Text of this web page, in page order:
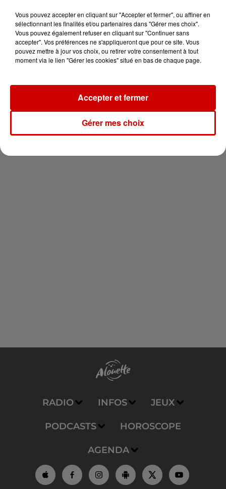
Destination Vacances - Gagnez
votre séjour en famille au cœur
de la...
Newsletter
RADIO INFOS JEUX
PODCASTS HOROSCOPE
AGENDA
Vous pouvez accepter en cliquant sur "Accepter et fermer", ou affiner en
sélectionnant les finalités et/ou partenaires dans "Gérer mes choix".
Vous pouvez également refuser en cliquant sur "Continuer sans
accepter". Vos préférences ne s'appliqueront que pour ce site. Vous
pouvez mettre à jour vos choix, ou retirer votre consentement à tout
moment via le lien "Gérer les cookies" situé en bas de chaque page.
Gérer mes choix
Accepter et fermer